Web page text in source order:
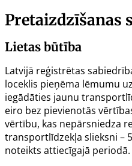
Pretaizdzīšanas
Lietas būtība
Latvijā reģistrētas
loceklis pieņēma lēmumu
iegādāties jaunu
eiro bez pievienotās
vērtību, kas nepārsniedza
transportlīdzekļa slieksni –
noteikts attiecīgajā periodā.